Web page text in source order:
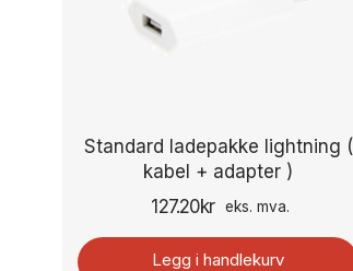
Standard ladepakke lightning (
kabel + adapter )
127.20kr eks. mva.
Legg i handlekurv